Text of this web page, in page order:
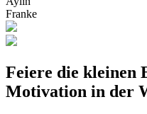
Franke
Feiere die kleinen
Motivation in der